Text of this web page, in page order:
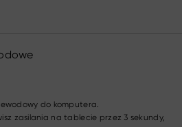
do komputera.
zasilania na tablecie przez 3 sekundy,